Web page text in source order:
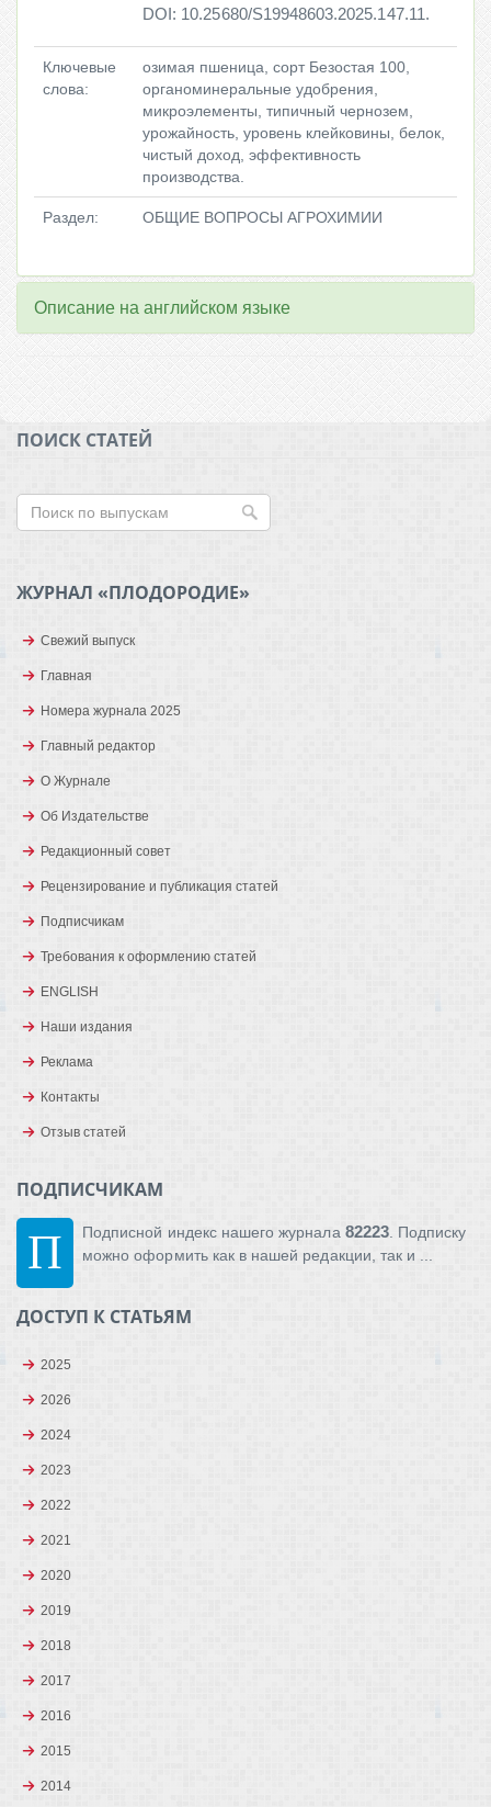
DOI: 10.25680/S19948603.2025.147.11.
Ключевые
слова:
озимая пшеница, сорт Безостая 100,
органоминеральные удобрения,
микроэлементы, типичный чернозем,
урожайность, уровень клейковины, белок,
чистый доход, эффективность
производства.
Раздел: ОБЩИЕ ВОПРОСЫ АГРОХИМИИ
Описание на английском языке
ПОИСК СТАТЕЙ
ЖУРНАЛ «ПЛОДОРОДИЕ»
Свежий выпуск
Главная
Номера журнала 2025
Главный редактор
О Журнале
Об Издательстве
Редакционный совет
Рецензирование и публикация статей
Подписчикам
Требования к оформлению статей
ENGLISH
Наши издания
Реклама
Контакты
Отзыв статей
ПОДПИСЧИКАМ
П Подписной индекс нашего журнала 82223. Подписку
можно оформить как в нашей редакции, так и ...
ДОСТУП К СТАТЬЯМ
2025
2026
2024
2023
2022
2021
2020
2019
2018
2017
2016
2015
2014